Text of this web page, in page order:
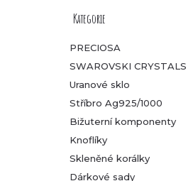
P
o
s
t
r
a
Přeskočit
Kategorie
PRECIOSA
SWAROVSKI CRYSTALS
Uranové sklo
Stříbro Ag925/1000
Bižuterní komponenty
Knoflíky
Skleněné korálky
Dárkové sady